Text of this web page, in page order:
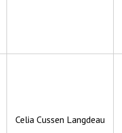
Celia Cussen Langdeau